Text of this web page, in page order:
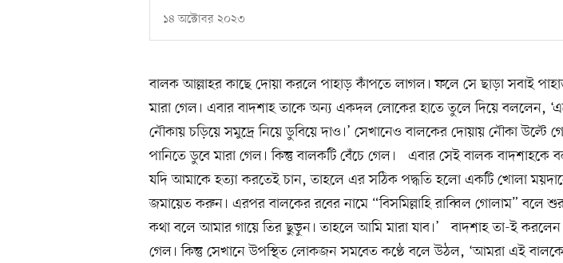
১৪ অক্টোবর ২০২৩
বালক আল্লাহর কাছে দোয়া করলে পাহাড় কাঁপতে লাগল। ফলে সে ছাড়া সবাই
মারা গেল। এবার বাদশাহ তাকে অন্য একদল লোকের হাতে তুলে দিয়ে বললেন,
নৌকায় চড়িয়ে সমুদ্রে নিয়ে ডুবিয়ে দাও।’ সেখানেও বালকের দোয়ায় নৌকা উল্টে
পানিতে ডুবে মারা গেল। কিন্তু বালকটি বেঁচে গেল। এবার সেই বালক
যদি আমাকে হত্যা করতেই চান, তাহলে এর সঠিক পদ্ধতি হলো একটি খোলা
জমায়েত করুন। এরপর বালকের রবের নামে “বিসমিল্লাহি রাব্বিল গোলাম”
কথা বলে আমার গায়ে তির ছুড়ুন। তাহলে আমি মারা যাব।’ বাদশাহ তা-ই
গেল। কিন্তু সেখানে উপস্থিত লোকজন সমবেত কণ্ঠে বলে উঠল, ‘আমরা এই